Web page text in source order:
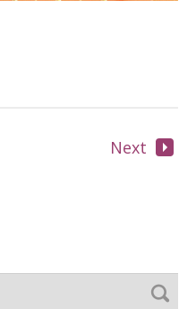
Next